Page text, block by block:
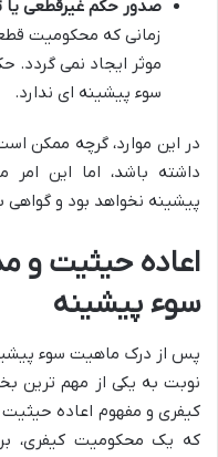
صدور حکم غیرقطعی یا
زمانی که محکومیت
موثر ایجاد نمی گردد.
سوء پیشینه ای ندارد.
در این موارد، گرچه ممکن
داشته باشد، اما این امر
پیشینه نخواهد بود و
اعاده حیثیت و
سوء پیشینه
پس از درک ماهیت سوء
نوبت به یکی از مهم ترین
کیفری و مفهوم اعاده حیثیت
که یک محکومیت کیفری،